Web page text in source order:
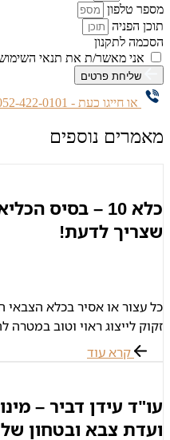
מספר טלפון
תוכן הפניה
הסכמה לתקנון
אני מאשר/ת את תנאי
שליחת פרטים
או חייגו כעת - 052-422-0101
מאמרים נוספים
כלא 10 – בסיס
שצריך לדעת!
כל עצור או אסיר בכלא הצבאי
זקוק לייצוג ראוי וטוב
בזכותו לחירות! אל תמתינו –
קרא עוד
עו"ד עידן דביר –
ועדת צבא ובטחון